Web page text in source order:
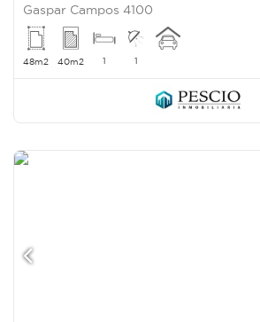
Gaspar Campos 4100
48m2 40m2 1 1